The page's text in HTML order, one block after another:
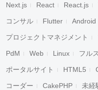
Next.js React React.js
コンサル Flutter Android
プロジェクトマネジメント
PdM Web Linux フル
ポータルサイト HTML5
コーダー CakePHP 未経